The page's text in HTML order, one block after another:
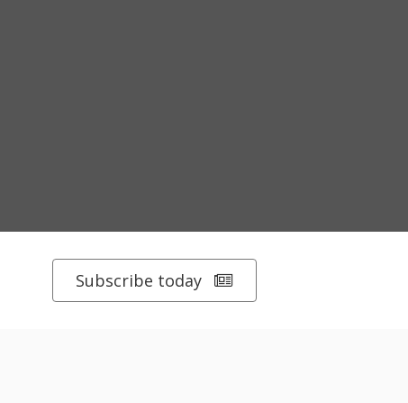
Subscribe today